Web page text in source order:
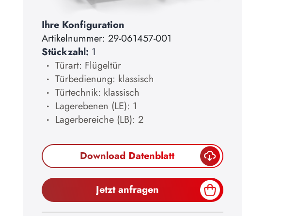
Ihre Konfiguration
Artikelnummer: 29-061457-001
Stückzahl: 1
Türart: Flügeltür
Türbedienung: klassisch
Türtechnik: klassisch
Lagerebenen (LE): 1
Lagerbereiche (LB): 2
Download Datenblatt
Jetzt anfragen